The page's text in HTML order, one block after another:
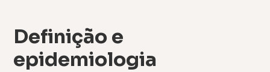
Definição e
epidemiologia